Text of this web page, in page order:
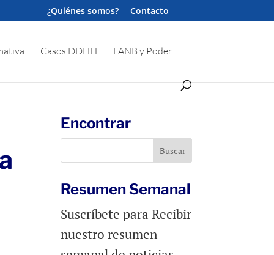
¿Quiénes somos? Contacto
Casos DDHH FANB y Poder
Encontrar
Resumen Semanal
Suscríbete para Recibir
nuestro resumen